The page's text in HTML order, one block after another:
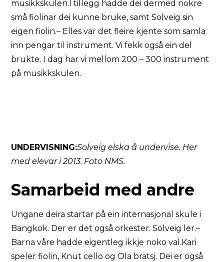
musikkskulen.I tillegg hadde dei dermed nokre
små fiolinar dei kunne bruke, samt Solveig sin
eigen fiolin.– Elles var det fleire kjente som samla
inn pengar til instrument. Vi fekk også ein del
brukte. I dag har vi mellom 200 – 300 instrument
på musikkskulen.
UNDERVISNING:Solveig elska å undervise. Her
med elevar i 2013. Foto NMS.
Samarbeid med andre
Ungane deira startar på ein internasjonal skule i
Bangkok. Der er det også orkester. Solveig ler.–
Barna våre hadde eigentleg ikkje noko val.Kari
speler fiolin, Knut cello og Ola bratsj. Dei er også